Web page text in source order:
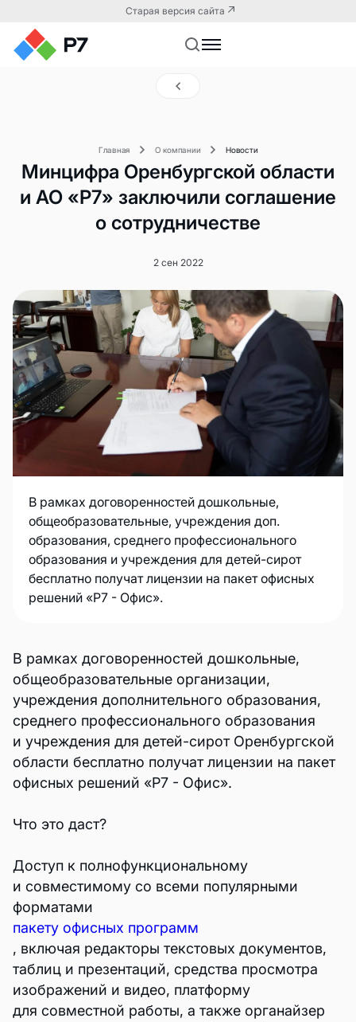
Старая версия сайта
Главная О компании Новости
Минцифра Оренбургской области
и АО «Р7» заключили соглашение
о сотрудничестве
2 сен 2022
В рамках договоренностей дошкольные,
общеобразовательные, учреждения доп.
образования, среднего профессионального
образования и учреждения для детей-сирот
бесплатно получат лицензии на пакет офисных
решений «Р7 - Офис».
В рамках договоренностей дошкольные,
общеобразовательные организации,
учреждения дополнительного образования,
среднего профессионального образования
и учреждения для детей-сирот Оренбургской
области бесплатно получат лицензии на пакет
офисных решений «Р7 - Офис».
Что это даст?
Доступ к полнофункциональному
и совместимому со всеми популярными
форматами
пакету офисных программ
, включая редакторы текстовых документов,
таблиц и презентаций, средства просмотра
изображений и видео, платформу
для совместной работы, а также органайзер